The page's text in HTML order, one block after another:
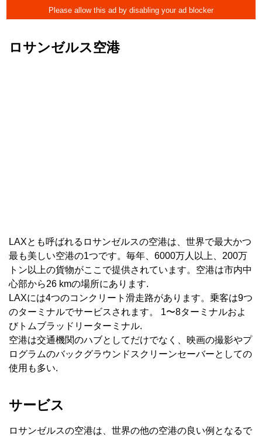
ロサンゼルス空港
LAXとも呼ばれるロサンゼルスの空港は、世界で最大かつ
最も美しい空港の1つです。毎年、6000万人以上、200万
トン以上の貨物がここで提供されています。空港は市内中
心部から26 kmの場所にあります.
LAXには4つのコンクリート滑走路があります。乗客は9つ
のターミナルでサービスされます。 1〜8ターミナルおよ
びトムブラッドリーターミナル.
空港は交通機関のハブとしてだけでなく、映画の撮影やプ
ログラムのバックグラウンドスクリーンセーバーとしての
使用も多い.
サービス
ロサンゼルスの空港は、世界の他の空港の良い例となるで